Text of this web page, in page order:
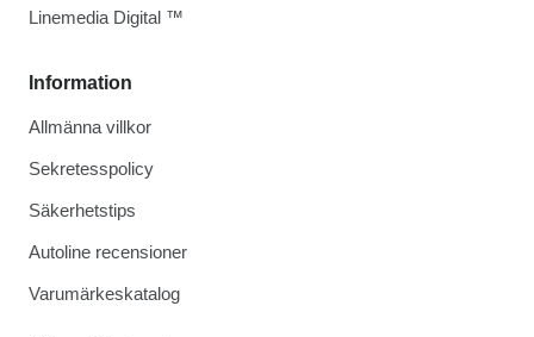
Information
Allmänna villkor
Sekretesspolicy
Säkerhetstips
Autoline recensioner
Varumärkeskatalog
Linemedia Digital ™